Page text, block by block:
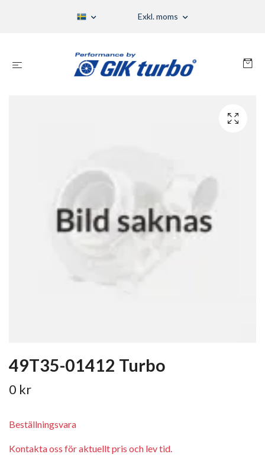
Exkl. moms
49T35-01412 Turbo
0 kr
Beställningsvara
Kontakta oss för aktuellt pris och lev tid.